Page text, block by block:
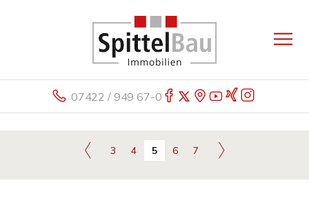
07422 / 949 67-0
3 4 5 6 7